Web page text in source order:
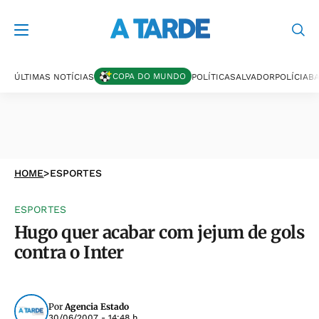
ÚLTIMAS NOTÍCIAS COPA DO MUNDO POLÍTICASALVADORPOLÍCIA
HOME>ESPORTES
ESPORTES
Hugo quer acabar com jejum de gols
contra o Inter
PorAgencia Estado